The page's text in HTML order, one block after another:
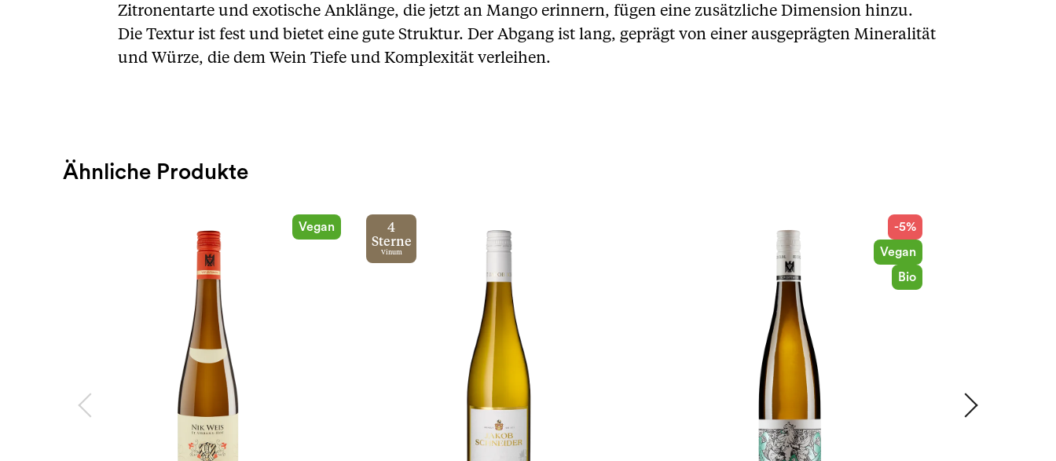
Zitronentarte und exotische Anklänge, die jetzt an Mango erinnern, fügen eine zusätzliche Dimension hinzu.
Die Textur ist fest und bietet eine gute Struktur. Der Abgang ist lang, geprägt von einer ausgeprägten Mineralität
und Würze, die dem Wein Tiefe und Komplexität verleihen.
Ähnliche Produkte
Vegan
4
Sterne
Vinum
-5%
Vegan
Bio